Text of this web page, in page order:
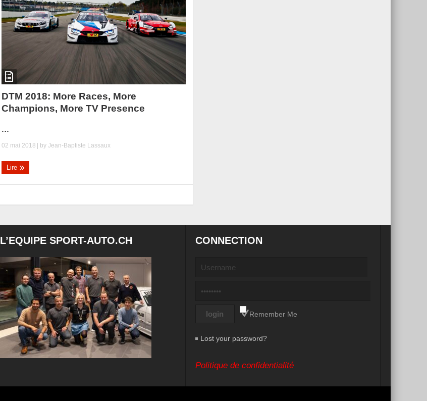
DTM 2018: More Races, More
Champions, More TV Presence
...
02 mai 2018 | byJean-Baptiste Lassaux
Lire
L’EQUIPE SPORT-AUTO.CH CONNECTION
Remember Me
Lost your password?
Politique de confidentialité